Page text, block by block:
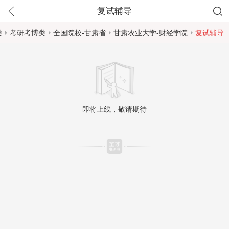
复试辅导
考研考博类 全国院校-甘肃省 甘肃农业大学-财经学院 复试辅导
即将上线，敬请期待